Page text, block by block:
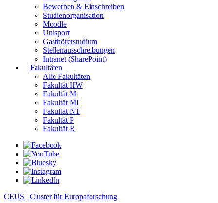
Bewerben & Einschreiben
Studienorganisation
Moodle
Unisport
Gasthörerstudium
Stellenausschreibungen
Intranet (SharePoint)
Fakultäten
Alle Fakultäten
Fakultät HW
Fakultät M
Fakultät MI
Fakultät NT
Fakultät P
Fakultät R
CEUS | Cluster für Europaforschung